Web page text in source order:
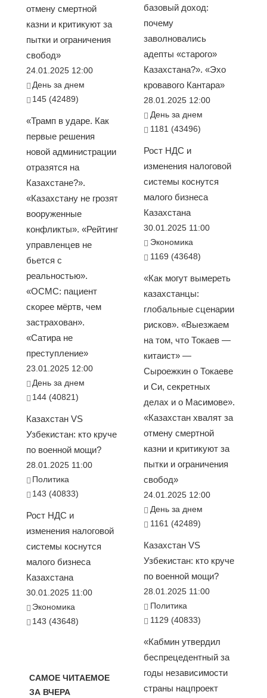
отмену смертной
казни и критикуют за
пытки и ограничения
свобод»
24.01.2025 12:00
День за днем
145 (42489)
«Трамп в ударе. Как
первые решения
новой администрации
отразятся на
Казахстане?».
«Казахстану не грозят
вооруженные
конфликты». «Рейтинг
управленцев не
бьется с
реальностью».
«ОСМС: пациент
скорее мёртв, чем
застрахован».
«Сатира не
преступление»
23.01.2025 12:00
День за днем
144 (40821)
Казахстан VS
Узбекистан: кто круче
по военной мощи?
28.01.2025 11:00
Политика
143 (40833)
Рост НДС и
изменения налоговой
системы коснутся
малого бизнеса
Казахстана
30.01.2025 11:00
Экономика
143 (43648)
САМОЕ ЧИТАЕМОЕ
ЗА ВЧЕРА
базовый доход:
почему
заволновались
адепты «старого»
Казахстана?». «Эхо
кровавого Кантара»
28.01.2025 12:00
День за днем
1181 (43496)
Рост НДС и
изменения налоговой
системы коснутся
малого бизнеса
Казахстана
30.01.2025 11:00
Экономика
1169 (43648)
«Как могут вымереть
казахстанцы:
глобальные сценарии
рисков». «Выезжаем
на том, что Токаев —
китаист» —
Сыроежкин о Токаеве
и Си, секретных
делах и о Масимове».
«Казахстан хвалят за
отмену смертной
казни и критикуют за
пытки и ограничения
свобод»
24.01.2025 12:00
День за днем
1161 (42489)
Казахстан VS
Узбекистан: кто круче
по военной мощи?
28.01.2025 11:00
Политика
1129 (40833)
«Кабмин утвердил
беспрецедентный за
годы независимости
страны нацпроект